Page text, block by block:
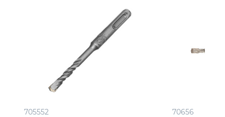
705552
70656